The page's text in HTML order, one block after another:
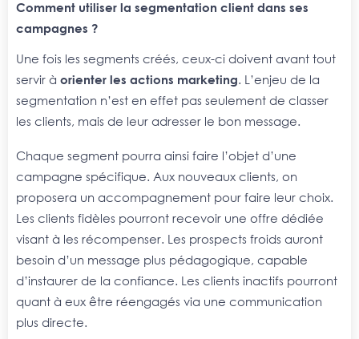
Comment utiliser la segmentation client dans ses
campagnes ?
Une fois les segments créés, ceux-ci doivent avant tout
servir à orienter les actions marketing. L’enjeu de la
segmentation n’est en effet pas seulement de classer
les clients, mais de leur adresser le bon message.
Chaque segment pourra ainsi faire l’objet d’une
campagne spécifique. Aux nouveaux clients, on
proposera un accompagnement pour faire leur choix.
Les clients fidèles pourront recevoir une offre dédiée
visant à les récompenser. Les prospects froids auront
besoin d’un message plus pédagogique, capable
d’instaurer de la confiance. Les clients inactifs pourront
quant à eux être réengagés via une communication
plus directe.